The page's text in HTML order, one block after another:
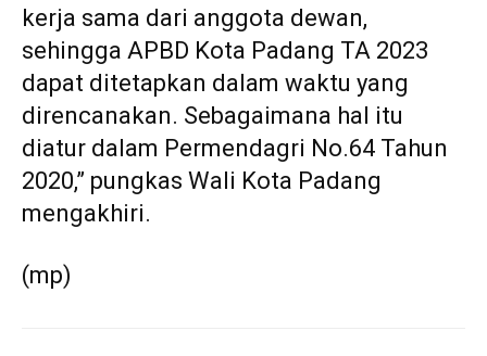
kerja sama dari anggota dewan,
sehingga APBD Kota Padang TA 2023
dapat ditetapkan dalam waktu yang
direncanakan. Sebagaimana hal itu
diatur dalam Permendagri No.64 Tahun
2020,” pungkas Wali Kota Padang
mengakhiri.
(mp)